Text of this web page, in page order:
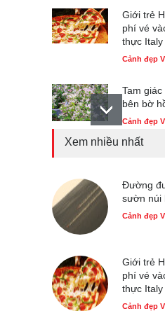
Giới trẻ
phí vé
thực Italy
Cảnh đẹp
Tam
bên bờ
Cảnh đẹp
Cảnh đẹp
Những
Xem nhiều nhất
Đường
sườn núi
Cảnh đẹp
Giới trẻ
phí vé
thực Italy
Cảnh đẹp